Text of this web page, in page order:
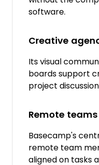
software.
Creative
Its visual
boards support
project
Remote teams
Basecamp's
remote team
aligned on tasks